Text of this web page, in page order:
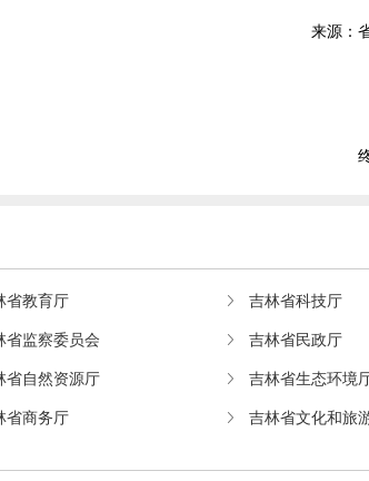
来源：
终
省教育厅 吉林省科技厅
省监察委员会 吉林省民政厅
省自然资源厅 吉林省生态环境
省商务厅 吉林省文化和旅